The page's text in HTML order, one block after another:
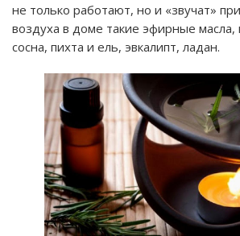
не только работают, но и «звучат»
воздуха в доме такие эфирные масла,
сосна, пихта и ель, эвкалипт, ладан.